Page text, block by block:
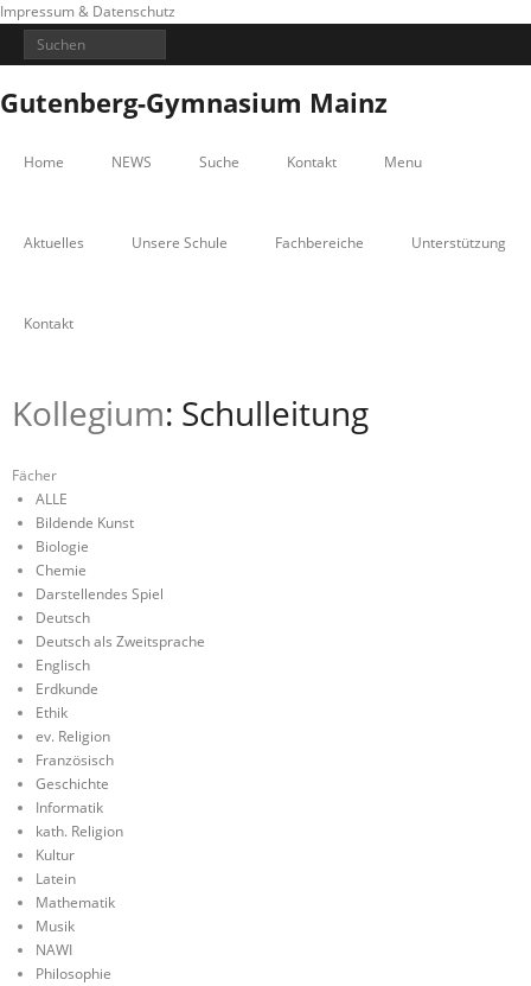
Impressum & Datenschutz
Gutenberg-Gymnasium Mainz
Home NEWS Suche Kontakt Menu
Aktuelles Unsere Schule Fachbereiche Unterstützung
Kontakt
Kollegium: Schulleitung
Fächer
ALLE
Bildende Kunst
Biologie
Chemie
Darstellendes Spiel
Deutsch
Deutsch als Zweitsprache
Englisch
Erdkunde
Ethik
ev. Religion
Französisch
Geschichte
Informatik
kath. Religion
Kultur
Latein
Mathematik
Musik
NAWI
Philosophie